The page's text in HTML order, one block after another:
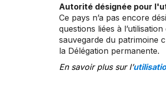
Autorité désignée pour
Ce pays n’a pas encore
questions liées à
sauvegarde du patrimoine
la Délégation permanente.
En savoir plus sur l’